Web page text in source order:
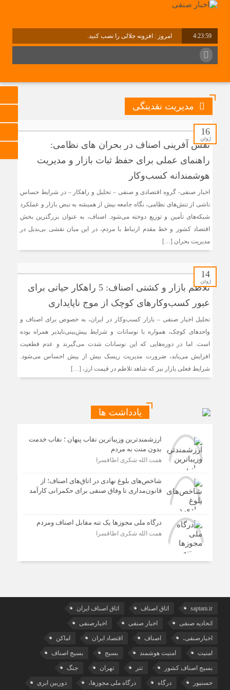
4:23:59 امروز : افزونه جلالی را نصب کنید.
مدیریت نقدینگی
16
ژوئن
نقش آفرینی اصناف در بحران های نظامی:
راهنمای عملی برای حفظ ثبات بازار و مدیریت
هوشمندانه کسب‌وکار
اخبار صنفی- گروه اقتصادی و صنفی – تحلیل و راهکار – در شرایط حساس
ناشی از تنش‌های نظامی، نگاه جامعه بیش از همیشه به نبض بازار و عملکرد
شبکه‌های تأمین و توزیع دوخته می‌شود. اصناف، به عنوان بزرگترین بخش
اقتصاد کشور و خط مقدم ارتباط با مردم، در این میان نقشی بی‌بدیل در
مدیریت بحران […]
14
ژوئن
تلاطم بازار و کشتی اصناف: 5 راهکار حیاتی برای
عبور کسب‌وکارهای کوچک از موج ناپایداری
تحلیل اخبار صنفی – بازار کسب‌وکار در ایران، به خصوص برای اصناف و
واحدهای کوچک، همواره با نوسانات و شرایط پیش‌بینی‌ناپذیر همراه بوده
است. اما در دوره‌هایی که این نوسانات شدت می‌گیرند و عدم قطعیت
افزایش می‌یابد، ضرورت مدیریت ریسک بیش از پیش احساس می‌شود.
شرایط فعلی بازار نیز که شاهد تلاطم در قیمت ارز، […]
یادداشت ها
ارزشمندترین وزیباترین نقاب پنهان ؛ نقاب خدمت
بدون منت به مردم
همت الله شکری اطاقسرا
شاخص‌های بلوغ نهادی در اتاق‌های اصناف؛ از
قانون‌مداری تا وفاق صنفی برای حکمرانی کارآمد
درگاه ملی مجوزها یک تنه مقابل اصناف ومردم
همت الله شکری اطاقسرا
saptam.ir اتاق اصناف اتاق اصناف ایران
اتحادیه صنفی اخبار صنفی اخبارصنفی
اخبارصنفی، اصناف اقتصاد ایران اماکن
امنیت امنیت هوشمند بسیج بسیج اصناف
بسیج اصناف کشور تتر تهران جنگ
حسنپور درگاه درگاه ملی مجوزها، دوربین ابری